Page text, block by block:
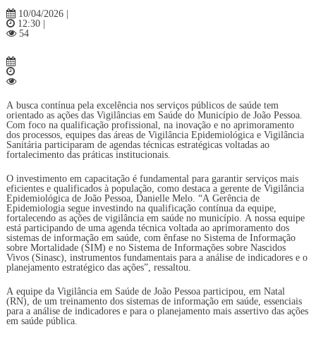
10/04/2026 |
12:30 |
54
A busca contínua pela excelência nos serviços públicos de saúde tem
orientado as ações das Vigilâncias em Saúde do Município de João Pessoa.
Com foco na qualificação profissional, na inovação e no aprimoramento
dos processos, equipes das áreas de Vigilância Epidemiológica e Vigilância
Sanitária participaram de agendas técnicas estratégicas voltadas ao
fortalecimento das práticas institucionais.
O investimento em capacitação é fundamental para garantir serviços mais
eficientes e qualificados à população, como destaca a gerente de Vigilância
Epidemiológica de João Pessoa, Danielle Melo. “A Gerência de
Epidemiologia segue investindo na qualificação contínua da equipe,
fortalecendo as ações de vigilância em saúde no município. A nossa equipe
está participando de uma agenda técnica voltada ao aprimoramento dos
sistemas de informação em saúde, com ênfase no Sistema de Informação
sobre Mortalidade (SIM) e no Sistema de Informações sobre Nascidos
Vivos (Sinasc), instrumentos fundamentais para a análise de indicadores e o
planejamento estratégico das ações”, ressaltou.
A equipe da Vigilância em Saúde de João Pessoa participou, em Natal
(RN), de um treinamento dos sistemas de informação em saúde, essenciais
para a análise de indicadores e para o planejamento mais assertivo das ações
em saúde pública.